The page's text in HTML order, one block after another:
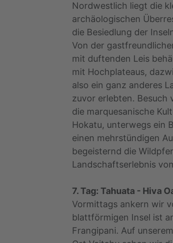
Nordwestlich liegt die
archäologischen
die Besiedlung der
Von der
mit duftenden Leis
mit Hochplateaus,
also ein ganz anderes
zuvor erlebten. Besuch
die marquesanische
Hokatu, unterwegs ein
einen mehrstündigen
begeisternd die
Landschaftserlebnis
7. Tag: Tahuata - Hiva
Vormittags ankern wir
blattförmigen Insel ist
Frangipani. Auf